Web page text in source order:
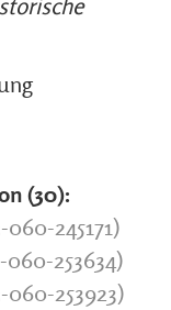
(30):
245171)
060-253634)
060-253923)